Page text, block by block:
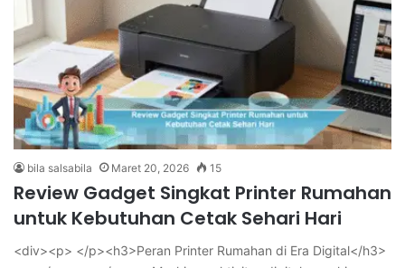
bila salsabila Maret 20, 2026 15
Review Gadget Singkat Printer Rumahan
untuk Kebutuhan Cetak Sehari Hari
<div><p> </p><h3>Peran Printer Rumahan di Era Digital</h3>